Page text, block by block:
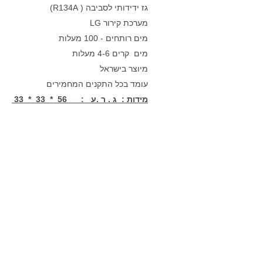
גז ידידותי לסביבה ( R134A)
מערכת קירור LG
מים רותחים - 100 מעלות
מים קרים 4-6 מעלות
מיוצר בישראל
עומד בכל התקנים המחמירים
מידות : ג . ר .ע : 56 * 33 * 33